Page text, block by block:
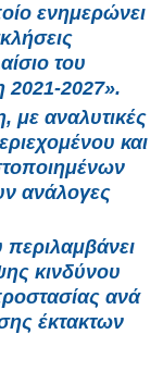
ενημερώνει
του
2027».
, με αναλυτικές
και
ανάλογες
κινδύνου
ανά
έκτακτων